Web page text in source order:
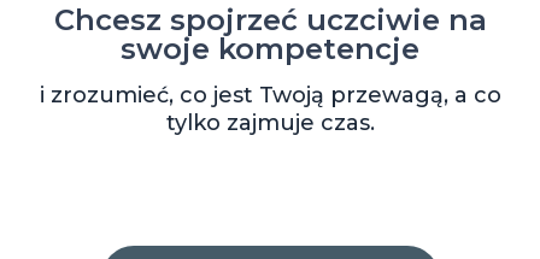
Chcesz spojrzeć uczciwie na
swoje kompetencje
i zrozumieć, co jest Twoją przewagą, a co
tylko zajmuje czas.